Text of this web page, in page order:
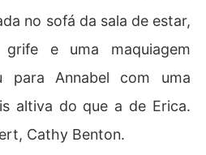
no sofá da sala de estar,
e uma maquiagem
para Annabel com uma
altiva do que a de Erica.
Cathy Benton.